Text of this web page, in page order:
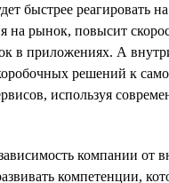
быстрее реагировать
на рынок, повысит
в приложениях. А
решений к
используя
компании от
компетенции,